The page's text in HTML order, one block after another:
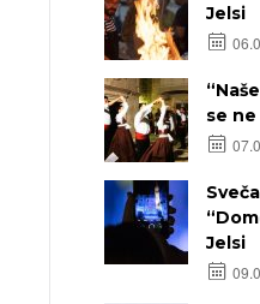
Jelsi
se
Jelsi